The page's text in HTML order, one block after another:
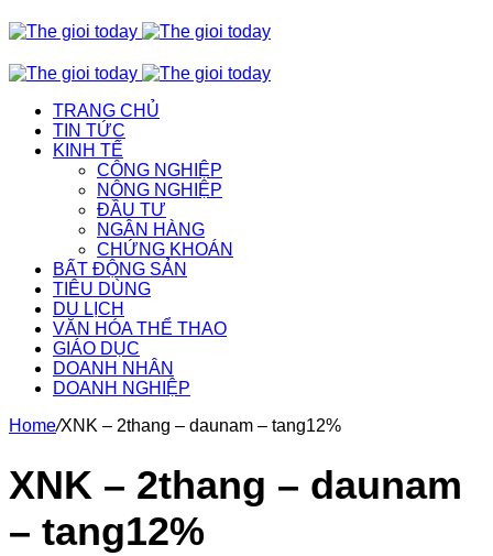
TRANG CHỦ
TIN TỨC
KINH TẾ
CÔNG NGHIỆP
NÔNG NGHIỆP
ĐẦU TƯ
NGÂN HÀNG
CHỨNG KHOÁN
BẤT ĐỘNG SẢN
TIÊU DÙNG
DU LỊCH
VĂN HÓA THỂ THAO
GIÁO DỤC
DOANH NHÂN
DOANH NGHIỆP
Home/XNK – 2thang – daunam – tang12%
XNK – 2thang – daunam
– tang12%